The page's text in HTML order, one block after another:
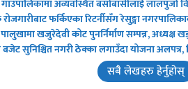
गाउँपालिकामा अव्यवस्थित बसोबासीलाई लालपुर्जा
फर्किएका रिटर्नीसँग रेसुङ्गा
खजुरेदेवी कोट पुनर्निर्माण सम्पन्न, अध्यक्ष
बजेट सुनिश्चित नगरी ठेक्का लगाउँदा योजना अलपत्र,
सबै लेखहरु हेर्नुहोस्